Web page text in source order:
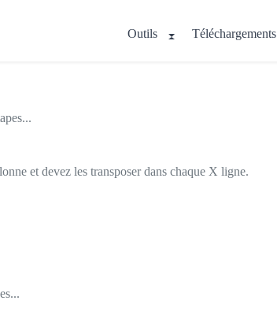
Outils Téléchargements
et devez les transposer dans chaque X ligne.